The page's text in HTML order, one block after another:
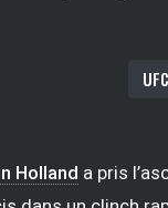
Holland a pris